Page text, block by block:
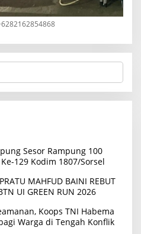
Sesor Rampung 100
129 Kodim 1807/Sorsel
MAHFUD BAINI REBUT
UI GREEN RUN 2026
Koops TNI Habema
Warga di Tengah Konflik